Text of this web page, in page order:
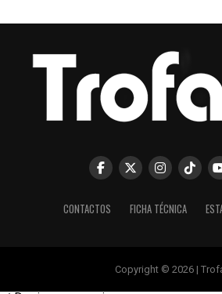
CONTACTOS FICHA TÉCNICA
Copyright © 2026 |